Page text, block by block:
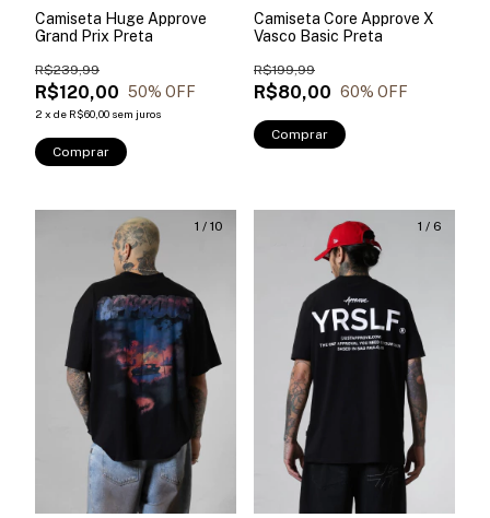
Camiseta Huge Approve
Grand Prix Preta
R$120,00
R$239,99
50% OFF
2 x de R$60,00 sem juros
Comprar
Camiseta Core Approve X
Vasco Basic Preta
R$80,00
R$199,99
60% OFF
Comprar
1 / 10 1 / 6